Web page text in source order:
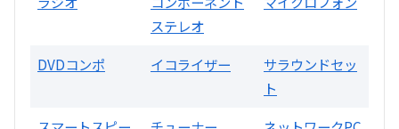
SONY
ステレオ
DVDコンポ イコライザー
サラウンドセッ
ト